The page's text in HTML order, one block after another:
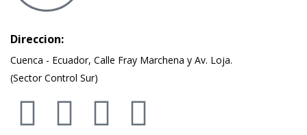
Direccion:
Cuenca - Ecuador, Calle Fray Marchena y Av. Loja.
(Sector Control Sur)